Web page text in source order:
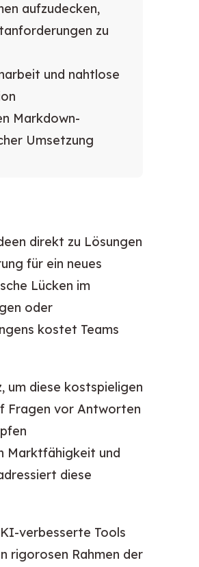
aufzudecken,
zu
und nahtlose
Markdown-
Umsetzung
direkt zu Lösungen
für ein neues
Lücken im
oder
kostet Teams
um diese kostspieligen
Fragen vor Antworten
Marktfähigkeit und
diese
verbesserte Tools
rigorosen Rahmen der